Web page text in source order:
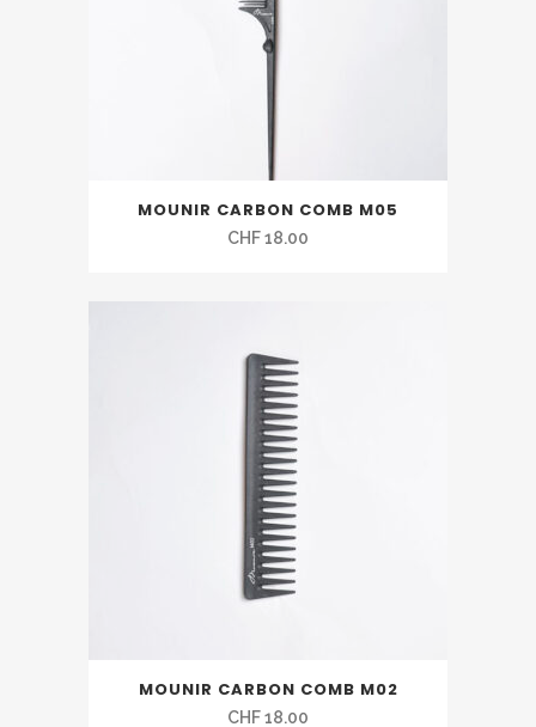
MOUNIR CARBON COMB M05
CHF18.00
MOUNIR CARBON COMB M02
CHF18.00